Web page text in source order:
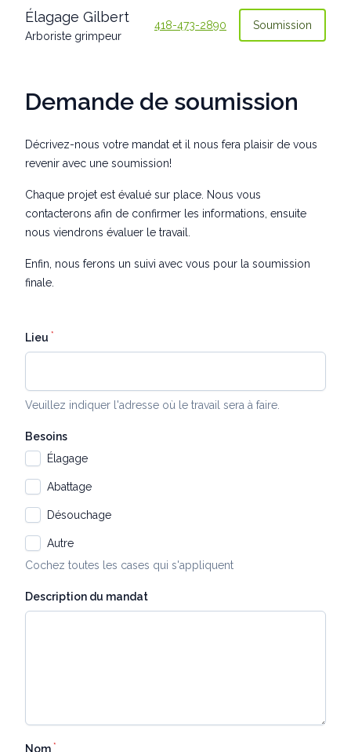
Élagage Gilbert
Arboriste grimpeur
418-473-2890 Soumission
Demande de soumission
Décrivez-nous votre mandat et il nous fera plaisir de vous
revenir avec une soumission!
Chaque projet est évalué sur place. Nous vous
contacterons afin de confirmer les informations, ensuite
nous viendrons évaluer le travail.
Enfin, nous ferons un suivi avec vous pour la soumission
finale.
Lieu *
Veuillez indiquer l'adresse où le travail sera à faire.
Besoins
Élagage
Abattage
Désouchage
Autre
Cochez toutes les cases qui s'appliquent
Description du mandat
Nom *